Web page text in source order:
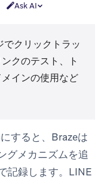
Ask AI
クリックトラッ
クのテスト、ト
インの使用など
すると、Brazeは
グメカニズムを追
記録します。LINE